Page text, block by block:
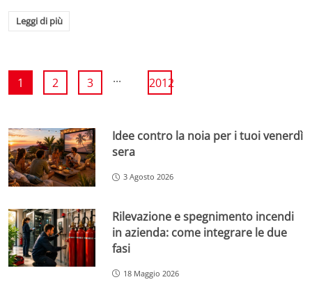
Leggi di più
1 2 3 ... 2012
Idee contro la noia per i tuoi venerdì
sera
3 Agosto 2026
Rilevazione e spegnimento incendi
in azienda: come integrare le due
fasi
18 Maggio 2026